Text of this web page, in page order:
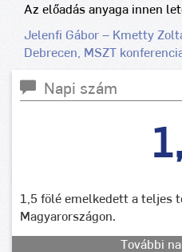
Az előadás anyaga innen
Jelenfi Gábor – Kmetty
Debrecen, MSZT
Napi szám
1,5 fölé emelkedett a teljes
Magyarországon.
További